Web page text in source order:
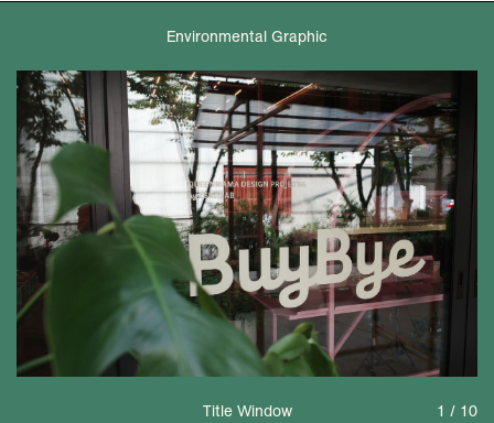
Environmental Graphic
Title Window 1 / 10